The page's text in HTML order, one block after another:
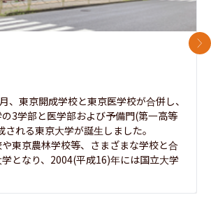
、東京開成学校と東京医学校が合併し、
3学部と医学部および予備門(第一高等
れる東京大学が誕生しました。
東京農林学校等、さまざまな学校と合
となり、2004(平成16)年には国立大学
次